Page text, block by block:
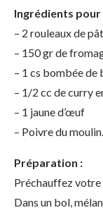
Ingrédients
– 2 rouleaux de
– 150 gr de
– 1 cs bombée de
– 1/2 cc de curry
– 1 jaune d’œuf
– Poivre du moulin.
Préparation :
Préchauffez votre
Dans un bol,